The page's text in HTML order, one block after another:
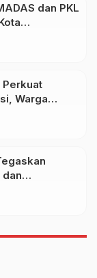
dan PKL
PKL
Warga
Cabai
dan
Kota